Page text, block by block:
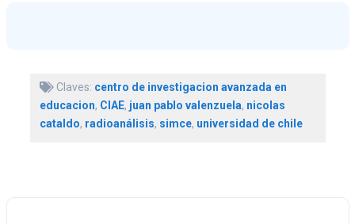
Claves: centro de investigacion avanzada en
educacion, CIAE, juan pablo valenzuela, nicolas
cataldo, radioanálisis, simce, universidad de chile